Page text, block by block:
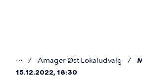
Du
⋯ Amager Øst Lokaludvalg
15.12.2022, 18:30